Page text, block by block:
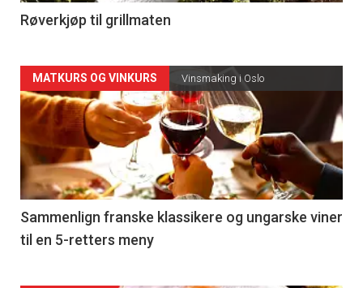
4
Røverkjøp til grillmaten
Forsiden
akkurat
nå
-
5
MATKURS OG VINKURS Vinsmaking i Oslo
Sammenlign franske klassikere og ungarske viner
til en 5-retters meny